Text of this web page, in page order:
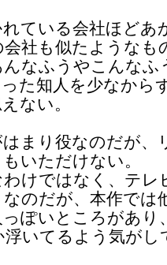
ている会社ほどあ
社も似たようなも
なふうやこんなふ
た知人を少なから
ない。
まり役なのだが、
いただけない。
けではなく、テレ
のだが、本作では
ぽいところがあり
いてるよう気がし